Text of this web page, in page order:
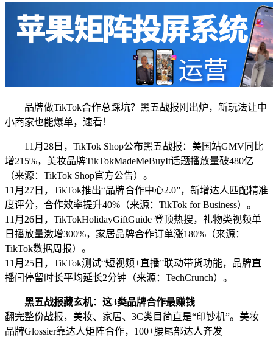
品牌做TikTok合作总踩坑？黑五战报刚出炉，新玩法让中
小商家也能爆单，速看！
11月28日，TikTok Shop公布黑五战报：美国站GMV同比
增215%，美妆品牌TikTokMadeMeBuyIt话题播放量破480亿
（来源：TikTok Shop官方公告）。
11月27日，TikTok推出“品牌合作中心2.0”，新增达人匹配精准
度评分，合作效率提升40%（来源：TikTok for Business）。
11月26日，TikTokHolidayGiftGuide 登顶热搜，礼物类视频单
日播放量激增300%，家居品牌合作订单涨180%（来源：
TikTok数据周报）。
11月25日，TikTok测试“短视频+直播”联动带货功能，品牌直
播间停留时长平均延长2分钟（来源：TechCrunch）。
黑五战报藏玄机：这3类品牌合作最赚钱
翻完整份战报，美妆、家居、3C类目简直是“印钞机”。美妆
品牌Glossier靠达人矩阵合作，100+腰尾部达人齐发